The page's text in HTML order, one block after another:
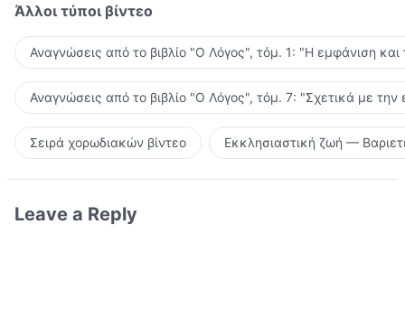
Άλλοι τύποι βίντεο
Αναγνώσεις από το βιβλίο "Ο Λόγος", τόμ. 1: "Η εμφάνιση
Αναγνώσεις από το βιβλίο "Ο Λόγος", τόμ. 7: "Σχετικά με την
Σειρά χορωδιακών βίντεο Εκκλησιαστική ζωή —
Leave a Reply